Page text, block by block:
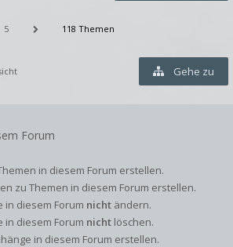
5 118 Themen
Gehe zu
Forum
in diesem Forum erstellen.
zu Themen in diesem Forum erstellen.
in diesem Forum nicht ändern.
in diesem Forum nicht löschen.
in diesem Forum erstellen.